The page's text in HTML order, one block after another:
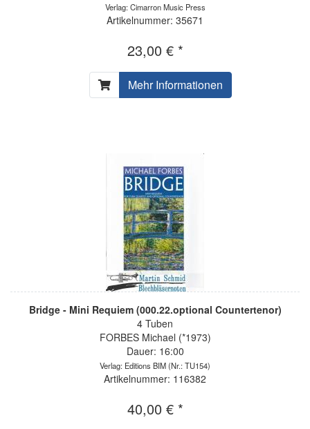
Verlag: Cimarron Music Press
Artikelnummer: 35671
23,00 € *
Mehr Informationen
Bridge - Mini Requiem (000.22.optional Countertenor)
4 Tuben
FORBES Michael (*1973)
Dauer: 16:00
Verlag: Editions BIM(Nr.: TU154)
Artikelnummer: 116382
40,00 € *